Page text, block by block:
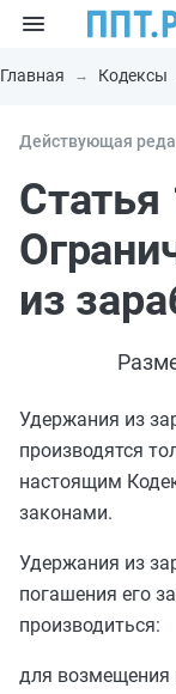
Главная Кодексы
Действующая
из
Удержания из
производятся
настоящим
законами.
Удержания из
погашения его
производиться:
для возмещения